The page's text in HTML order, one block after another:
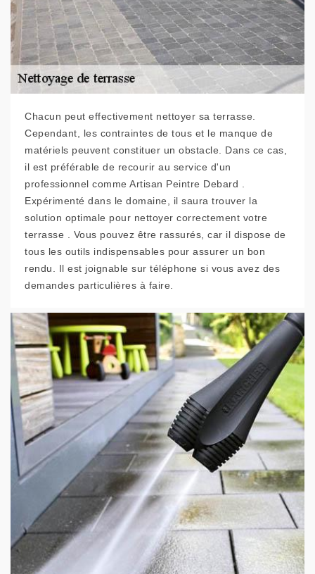
Chacun peut effectivement nettoyer sa terrasse.
Cependant, les contraintes de tous et le manque de
matériels peuvent constituer un obstacle. Dans ce cas,
il est préférable de recourir au service d'un
professionnel comme Artisan Peintre Debard .
Expérimenté dans le domaine, il saura trouver la
solution optimale pour nettoyer correctement votre
terrasse . Vous pouvez être rassurés, car il dispose de
tous les outils indispensables pour assurer un bon
rendu. Il est joignable sur téléphone si vous avez des
demandes particulières à faire.